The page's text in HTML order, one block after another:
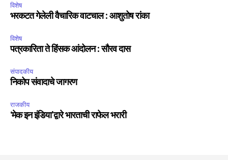
विशेष
भरकटत गेलेली वैचारिक वाटचाल : आशुतोष रांका
विशेष
पत्रकारिता ते हिंसक आंदोलन : सौरव दास
संपादकीय
निकोप संवादाचे जागरण
राजकीय
‘मेक इन इंडिया’द्वारे भारताची राफेल भरारी